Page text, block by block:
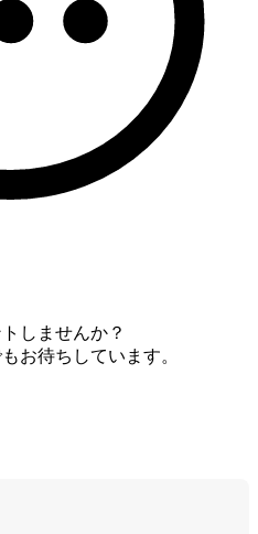
しませんか？
お待ちしています。